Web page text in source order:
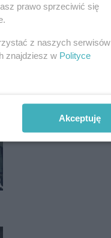
prawo sprzeciwić się
z naszych serwisów
znajdziesz w Polityce
Akceptuję